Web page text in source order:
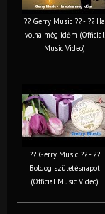
?? Gerry Music ?? - ?? Ha
volna még időm (Official
Music Video)
?? Gerry Music ?? - ??
Boldog születésnapot
(Official Music Video)